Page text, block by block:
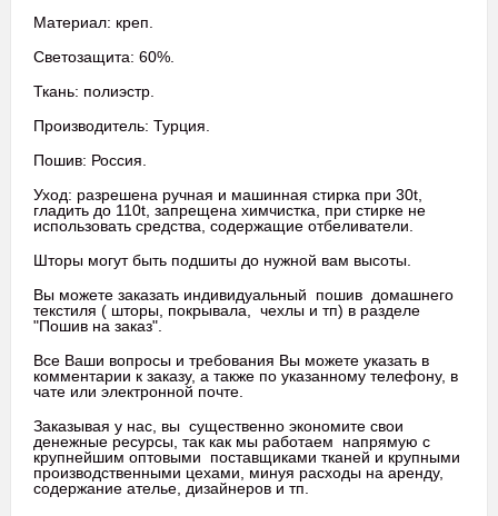
Материал: креп.
Светозащита: 60%.
Ткань: полиэстр.
Производитель: Турция.
Пошив: Россия.
Уход: разрешена ручная и машинная стирка при 30t,
гладить до 110t, запрещена химчистка, при стирке не
использовать средства, содержащие отбеливатели.
Шторы могут быть подшиты до нужной вам высоты.
Вы можете заказать индивидуальный пошив домашнего
текстиля ( шторы, покрывала, чехлы и тп) в разделе
"Пошив на заказ".
Все Ваши вопросы и требования Вы можете указать в
комментарии к заказу, а также по указанному телефону, в
чате или электронной почте.
Заказывая у нас, вы существенно экономите свои
денежные ресурсы, так как мы работаем напрямую с
крупнейшим оптовыми поставщиками тканей и крупными
производственными цехами, минуя расходы на аренду,
содержание ателье, дизайнеров и тп.